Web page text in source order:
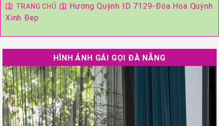
🛐 TRANG CHỦ 🛐 Hương Quỳnh ID 7129-Đóa Hoa Quỳnh
Xinh Đẹp
HÌNH ẢNH GÁI GỌI ĐÀ NẴNG